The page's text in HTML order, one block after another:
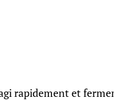
rapidement et